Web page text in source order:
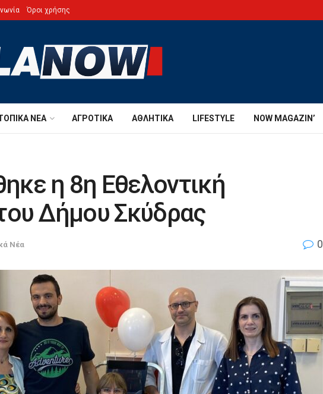
Όροι χρήσης
ΝΈΑ ΑΓΡΟΤΙΚΆ ΑΘΛΗΤΙΚΆ LIFESTYLE NOW MAGAZIN’
η 8η Εθελοντική
Δήμου Σκύδρας
Νέα 0